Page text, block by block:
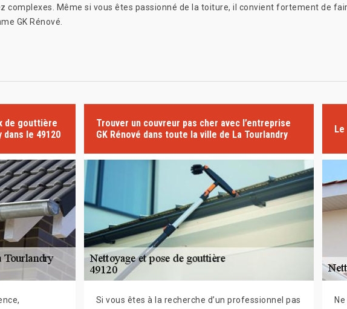
complexes. Même si vous êtes passionné de la toiture, il convient fortement de
GK Rénové.
de gouttière
le 49120
Trouver un couvreur pas cher avec l’entreprise
GK Rénové dans toute la ville de La Tourlandry
Si vous êtes à la recherche d’un professionnel pas